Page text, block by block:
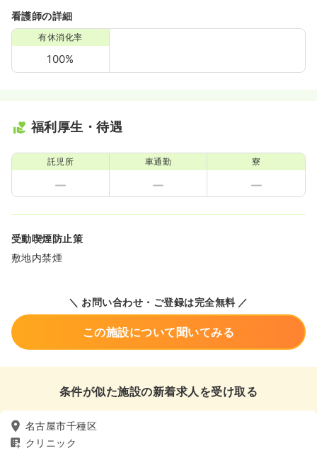
看護師の詳細
有休消化率
100%
福利厚生・待遇
託児所 車通勤 寮
受動喫煙防止策
敷地内禁煙
＼ お問い合わせ・ご登録は完全無料 ／
この施設について聞いてみる
条件が似た施設の新着求人を受け取る
名古屋市千種区
クリニック